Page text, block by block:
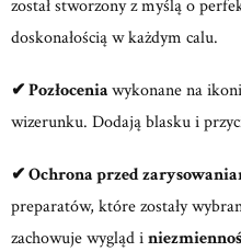
został stworzony z myślą o
doskonałością w każdym calu.
✔Pozłoceniawykonane na
wizerunku. Dodają blasku i
✔Ochrona przed
preparatów, które zostały
zachowuje wygląd i